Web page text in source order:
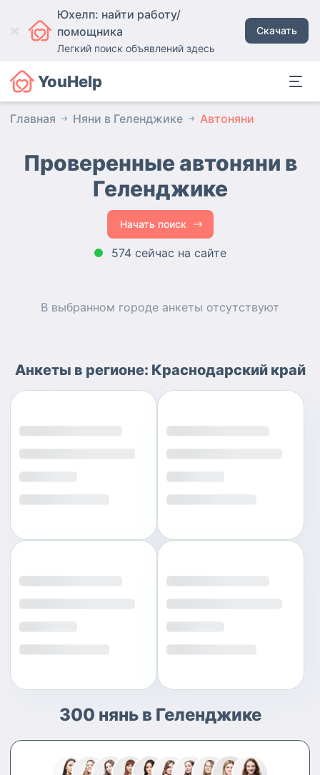
Юхелп: найти работу/
помощника
Легкий поиск объявлений здесь
Скачать
YouHelp
Главная Няни в Геленджике Автоняни
Проверенные автоняни в
Геленджике
Начать поиск
574 сейчас на сайте
В выбранном городе анкеты отсутствуют
Анкеты в регионе: Краснодарский край
300 нянь в Геленджике